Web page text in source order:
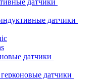
датчики
датчики
датчики
датчики